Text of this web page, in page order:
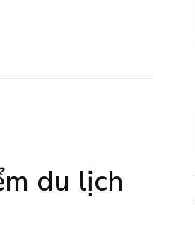
du lịch